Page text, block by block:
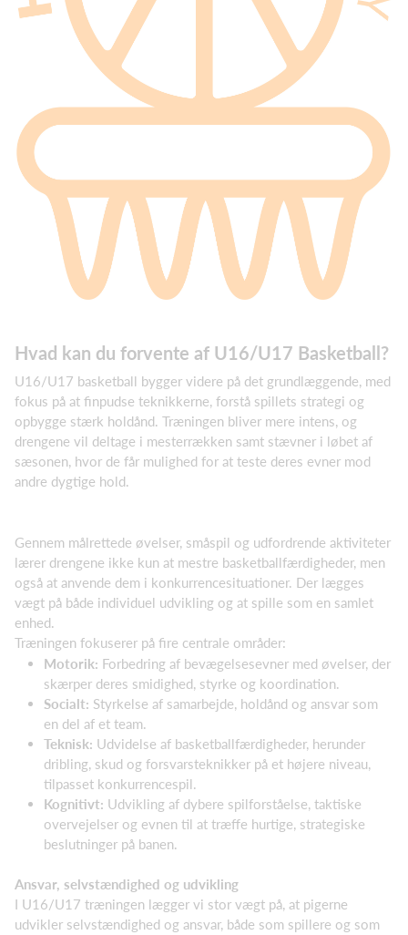
Hvad kan du forvente af U16/U17 Basketball?
U16/U17 basketball bygger videre på det grundlæggende, med
fokus på at finpudse teknikkerne, forstå spillets strategi og
opbygge stærk holdånd. Træningen bliver mere intens, og
drengene vil deltage i mesterrækken samt stævner i løbet af
sæsonen, hvor de får mulighed for at teste deres evner mod
andre dygtige hold.
Gennem målrettede øvelser, småspil og udfordrende aktiviteter
lærer drengene ikke kun at mestre basketballfærdigheder, men
også at anvende dem i konkurrencesituationer. Der lægges
vægt på både individuel udvikling og at spille som en samlet
enhed.
Træningen fokuserer på fire centrale områder:
Motorik: Forbedring af bevægelsesevner med øvelser, der
skærper deres smidighed, styrke og koordination.
Socialt: Styrkelse af samarbejde, holdånd og ansvar som
en del af et team.
Teknisk: Udvidelse af basketballfærdigheder, herunder
dribling, skud og forsvarsteknikker på et højere niveau,
tilpasset konkurrencespil.
Kognitivt: Udvikling af dybere spilforståelse, taktiske
overvejelser og evnen til at træffe hurtige, strategiske
beslutninger på banen.
Ansvar, selvstændighed og udvikling
I U16/U17 træningen lægger vi stor vægt på, at pigerne
udvikler selvstændighed og ansvar, både som spillere og som